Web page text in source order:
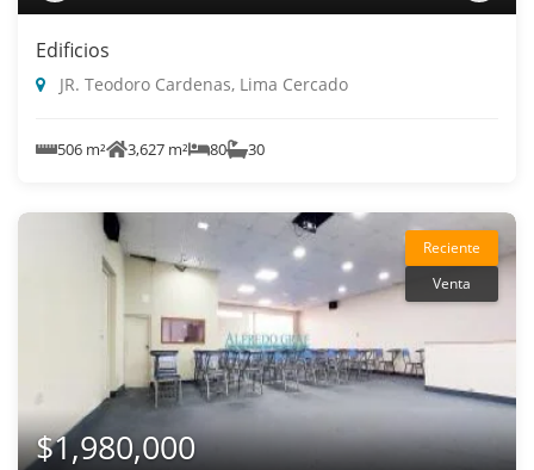
Edificios
JR. Teodoro Cardenas, Lima Cercado
506 m² 3,627 m² 80 30
Reciente
Venta
$1,980,000